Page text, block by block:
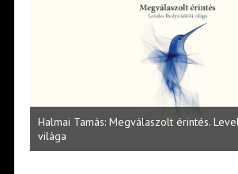
Halmai Tamás: Megválaszolt érintés.
világa